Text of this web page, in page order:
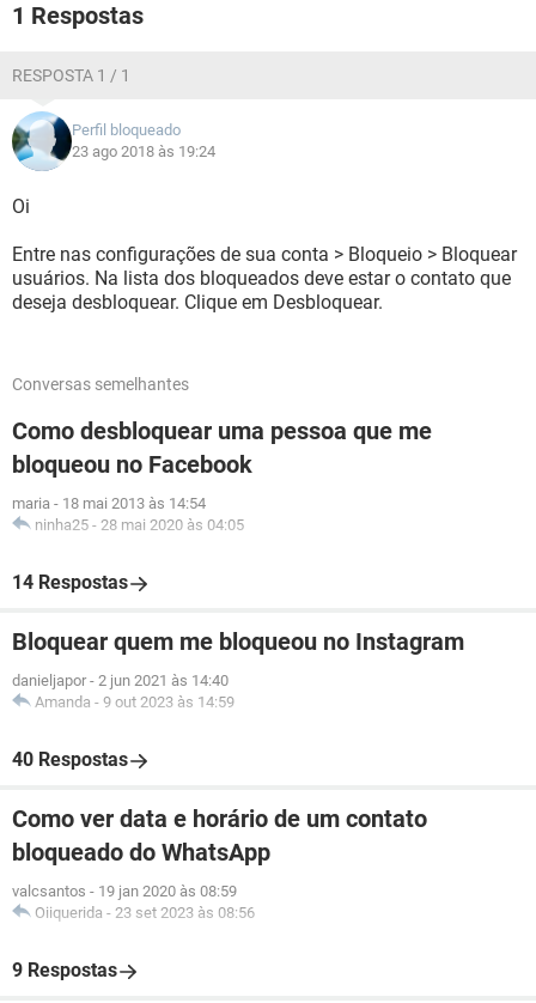
1 Respostas
RESPOSTA 1 / 1
Perfil bloqueado
23 ago 2018 às 19:24
Oi
Entre nas configurações de sua conta > Bloqueio > Bloquear
usuários. Na lista dos bloqueados deve estar o contato que
deseja desbloquear. Clique em Desbloquear.
Conversas semelhantes
Como desbloquear uma pessoa que me
bloqueou no Facebook
maria - 18 mai 2013 às 14:54
ninha25 - 28 mai 2020 às 04:05
14 Respostas
Bloquear quem me bloqueou no Instagram
danieljapor - 2 jun 2021 às 14:40
Amanda - 9 out 2023 às 14:59
40 Respostas
Como ver data e horário de um contato
bloqueado do WhatsApp
valcsantos - 19 jan 2020 às 08:59
Oiiquerida - 23 set 2023 às 08:56
9 Respostas